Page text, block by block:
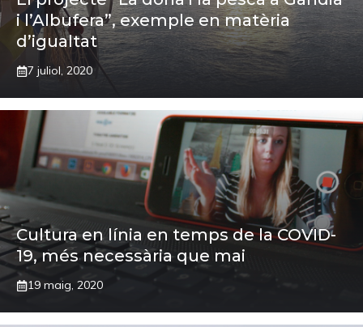
i l’Albufera”, exemple en matèria
d’igualtat
7 juliol, 2020
Cultura en línia en temps de la COVID-
19, més necessària que mai
19 maig, 2020